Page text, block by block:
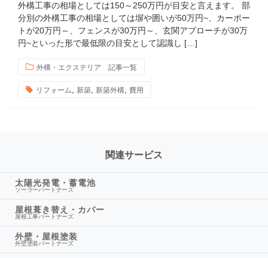
外構工事の相場としては150～250万円が目安と言えます。 部
分別の外構工事の相場としては塀や囲いが50万円~、カーポー
トが20万円～、フェンスが30万円～、玄関アプローチが30万
円~といった形で最低限の目安として認識し […]
外構・エクステリア 記事一覧
リフォーム 新築 新築外構 費用
関連サービス
太陽光発電・蓄電池
ソーラーパートナーズ
屋根葺き替え・カバー
屋根工事パートナーズ
外壁・屋根塗装
外壁塗装パートナーズ